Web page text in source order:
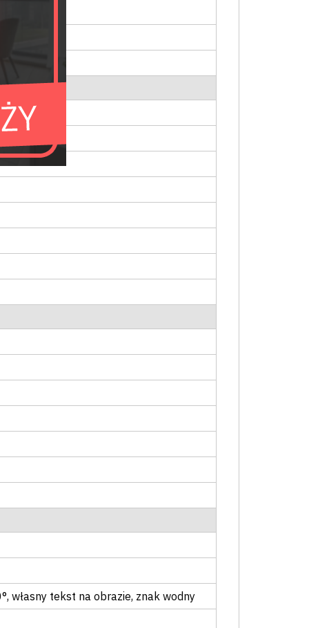
, własny tekst na obrazie, znak wodny